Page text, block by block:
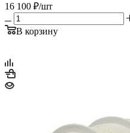
16 100 ₽/шт
В корзину